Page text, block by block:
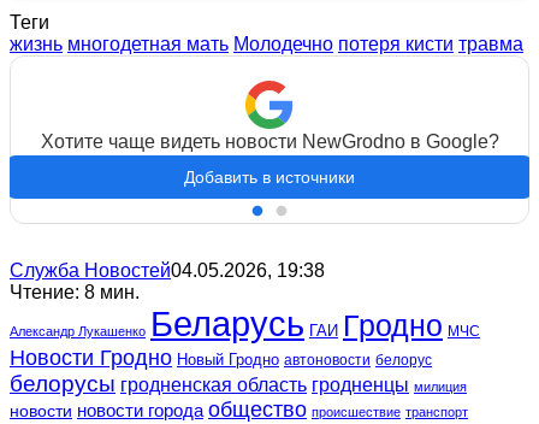
Теги
жизнь многодетная мать Молодечно потеря кисти травма
Хотите чаще видеть новости NewGrodno в Google?
Добавить в источники
Служба Новостей04.05.2026, 19:38
Чтение: 8 мин.
Александр Лукашенко Беларусь ГАИ Гродно МЧС
Новости Гродно Новый Гродно автоновости белорус
белорусы гродненская область гродненцы милиция
новости новости города общество происшествие транспорт